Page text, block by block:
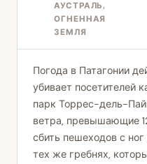
АУСТРАЛЬ,
ОГНЕННАЯ
ЗЕМЛЯ
Погода в Патагонии
убивает посетителей
парк Торрес-дель-
ветра, превышающие
сбить пешеходов с
тех же гребнях,